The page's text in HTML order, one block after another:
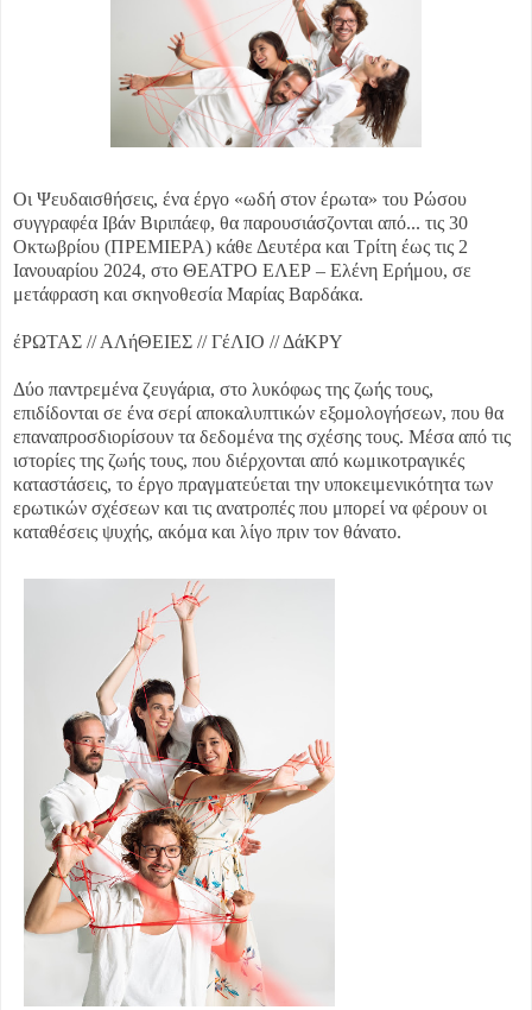
Οι Ψευδαισθήσεις, ένα έργο «ωδή στον έρωτα» του Ρώσου
συγγραφέα Ιβάν Βιριπάεφ, θα παρουσιάσζονται από... τις 30
Οκτωβρίου (ΠΡΕΜΙΕΡΑ) κάθε Δευτέρα και Τρίτη έως τις 2
Ιανουαρίου 2024, στο ΘΕΑΤΡΟ ΕΛΕΡ – Ελένη Ερήμου, σε
μετάφραση και σκηνοθεσία Μαρίας Βαρδάκα.
έΡΩΤΑΣ // ΑΛήΘΕΙΕΣ // ΓέΛΙΟ // ΔάΚΡΥ
Δύο παντρεμένα ζευγάρια, στο λυκόφως της ζωής τους,
επιδίδονται σε ένα σερί αποκαλυπτικών εξομολογήσεων, που θα
επαναπροσδιορίσουν τα δεδομένα της σχέσης τους. Μέσα από τις
ιστορίες της ζωής τους, που διέρχονται από κωμικοτραγικές
καταστάσεις, το έργο πραγματεύεται την υποκειμενικότητα των
ερωτικών σχέσεων και τις ανατροπές που μπορεί να φέρουν οι
καταθέσεις ψυχής, ακόμα και λίγο πριν τον θάνατο.